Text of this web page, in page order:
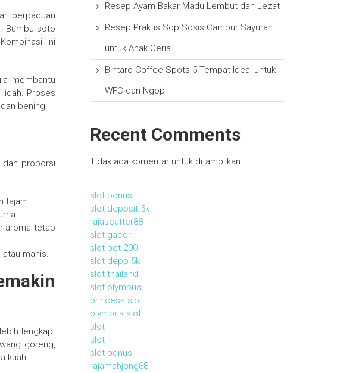
perpaduan
Bumbu soto
ini
membantu
lidah. Proses
bening.
dan proporsi
tajam.
aroma tetap
manis.
lengkap.
goreng,
kuah.
Resep Ayam Bakar Madu Lembut dan Lezat
Resep Praktis Sop Sosis Campur Sayuran
untuk Anak Ceria
Bintaro Coffee Spots 5 Tempat Ideal untuk
WFC dan Ngopi
Recent Comments
Tidak ada komentar untuk ditampilkan.
slot bonus
slot deposit 5k
rajascatter88
slot gacor
slot bet 200
slot depo 5k
slot thailand
slot olympus
princess slot
olympus slot
slot
slot
slot bonus
rajamahjong88